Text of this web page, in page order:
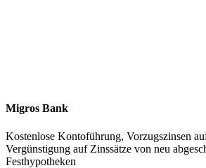
Migros Bank
Kostenlose Kontoführung, Vorzugszinsen
Vergünstigung auf Zinssätze von neu
Festhypotheken